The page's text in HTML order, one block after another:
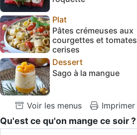
Plat
Pâtes crémeuses aux
courgettes et tomates
cerises
Dessert
Sago à la mangue
Voir les menus Imprimer
Qu'est ce qu'on mange ce soir ?